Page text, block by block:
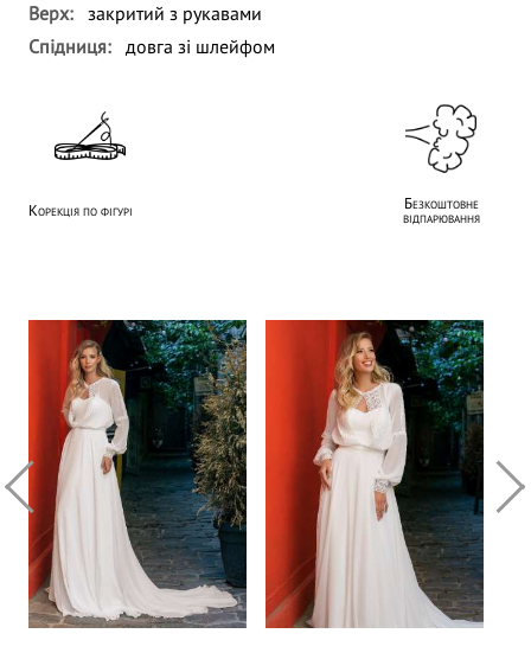
Верх: закритий з рукавами
Спідниця: довга зі шлейфом
Корекція по фігурі Безкоштовне
відпарювання